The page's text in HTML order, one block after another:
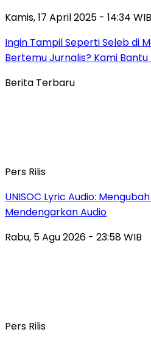
Kamis, 17 April 2025 - 14:34 WIB
Ingin Tampil Seperti Seleb di
Bertemu Jurnalis? Kami
Berita Terbaru
Pers Rilis
UNISOC Lyric Audio:
Mendengarkan Audio
Rabu, 5 Agu 2026 - 23:58 WIB
Pers Rilis